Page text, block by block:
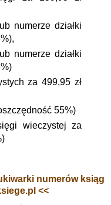
numerze działki
numerze działki
za 499,95 zł
55%)
wieczystej za
numerów ksiąg
<<